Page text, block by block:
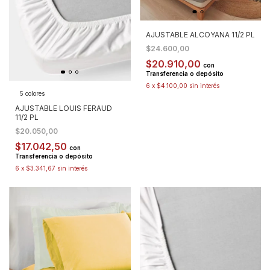
5 colores
AJUSTABLE LOUIS FERAUD
11/2 PL
$20.050,00
$17.042,50 con
Transferencia o depósito
6 x $3.341,67 sin interés
AJUSTABLE ALCOYANA 11/2 PL
$24.600,00
$20.910,00 con
Transferencia o depósito
6 x $4.100,00 sin interés